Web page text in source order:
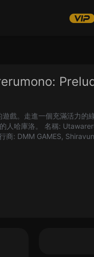
戲。走進一個充滿活力的
人哈庫洛。 名稱:
商: DMM GAMES,